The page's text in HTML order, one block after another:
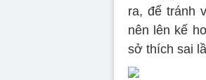
ra, để tránh
nên lên kế
sở thích sai